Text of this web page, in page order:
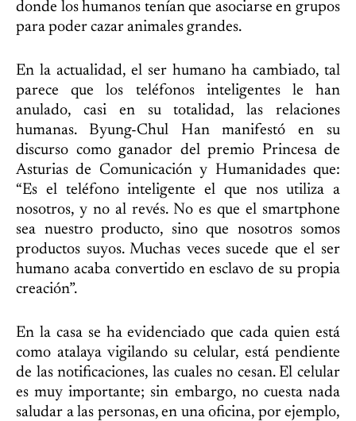
donde los humanos tenían que asociarse en grupos
para poder cazar animales grandes.
En la actualidad, el ser humano ha cambiado, tal
parece que los teléfonos inteligentes le han
anulado, casi en su totalidad, las relaciones
humanas. Byung-Chul Han manifestó en su
discurso como ganador del premio Princesa de
Asturias de Comunicación y Humanidades que:
“Es el teléfono inteligente el que nos utiliza a
nosotros, y no al revés. No es que el smartphone
sea nuestro producto, sino que nosotros somos
productos suyos. Muchas veces sucede que el ser
humano acaba convertido en esclavo de su propia
creación”.
En la casa se ha evidenciado que cada quien está
como atalaya vigilando su celular, está pendiente
de las notificaciones, las cuales no cesan. El celular
es muy importante; sin embargo, no cuesta nada
saludar a las personas, en una oficina, por ejemplo,